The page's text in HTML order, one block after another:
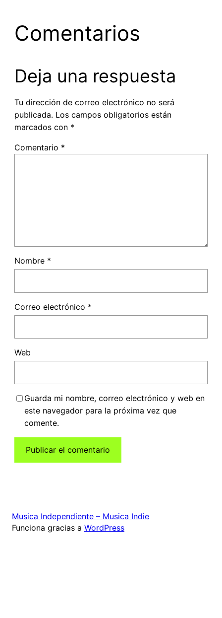
Comentarios
Deja una respuesta
Tu dirección de correo electrónico no será
publicada. Los campos obligatorios están
marcados con *
Comentario *
Nombre *
Correo electrónico *
Web
Guarda mi nombre, correo electrónico y web en
este navegador para la próxima vez que
comente.
Musica Independiente – Musica Indie
Funciona gracias a WordPress